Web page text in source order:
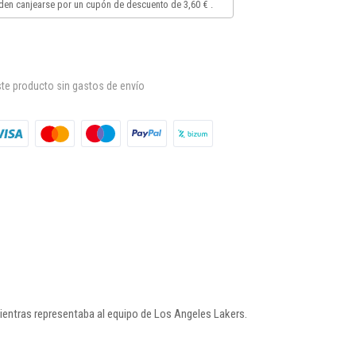
canjearse por un cupón de descuento de 3,60 €
producto sin gastos de envío
representaba al equipo de Los Angeles Lakers.